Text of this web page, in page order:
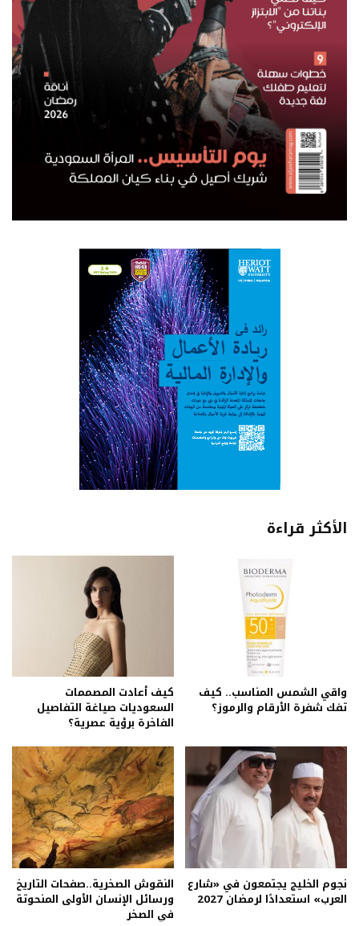
الأكثر قراءة
واقي الشمس المناسب.. كيف
تفك شفرة الأرقام والرموز؟
كيف أعادت المصممات
السعوديات صياغة التفاصيل
الفاخرة برؤية عصرية؟
نجوم الخليج يجتمعون في «شارع
العرب» استعدادًا لرمضان 2027
النقوش الصخرية..صفحات التاريخ
ورسائل الإنسان الأولى المنحوتة
في الصخر